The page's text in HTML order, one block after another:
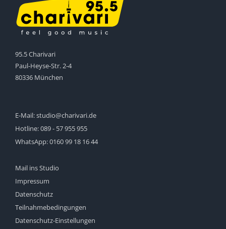
95.5 Charivari
Paul-Heyse-Str. 2-4
80336 München
E-Mail:studio@charivari.de
Hotline:089 - 57 955 955
WhatsApp:0160 99 18 16 44
Mail ins Studio
Impressum
Datenschutz
Teilnahmebedingungen
Datenschutz-Einstellungen